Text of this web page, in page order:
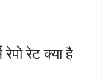
रेपो रेट क्या है